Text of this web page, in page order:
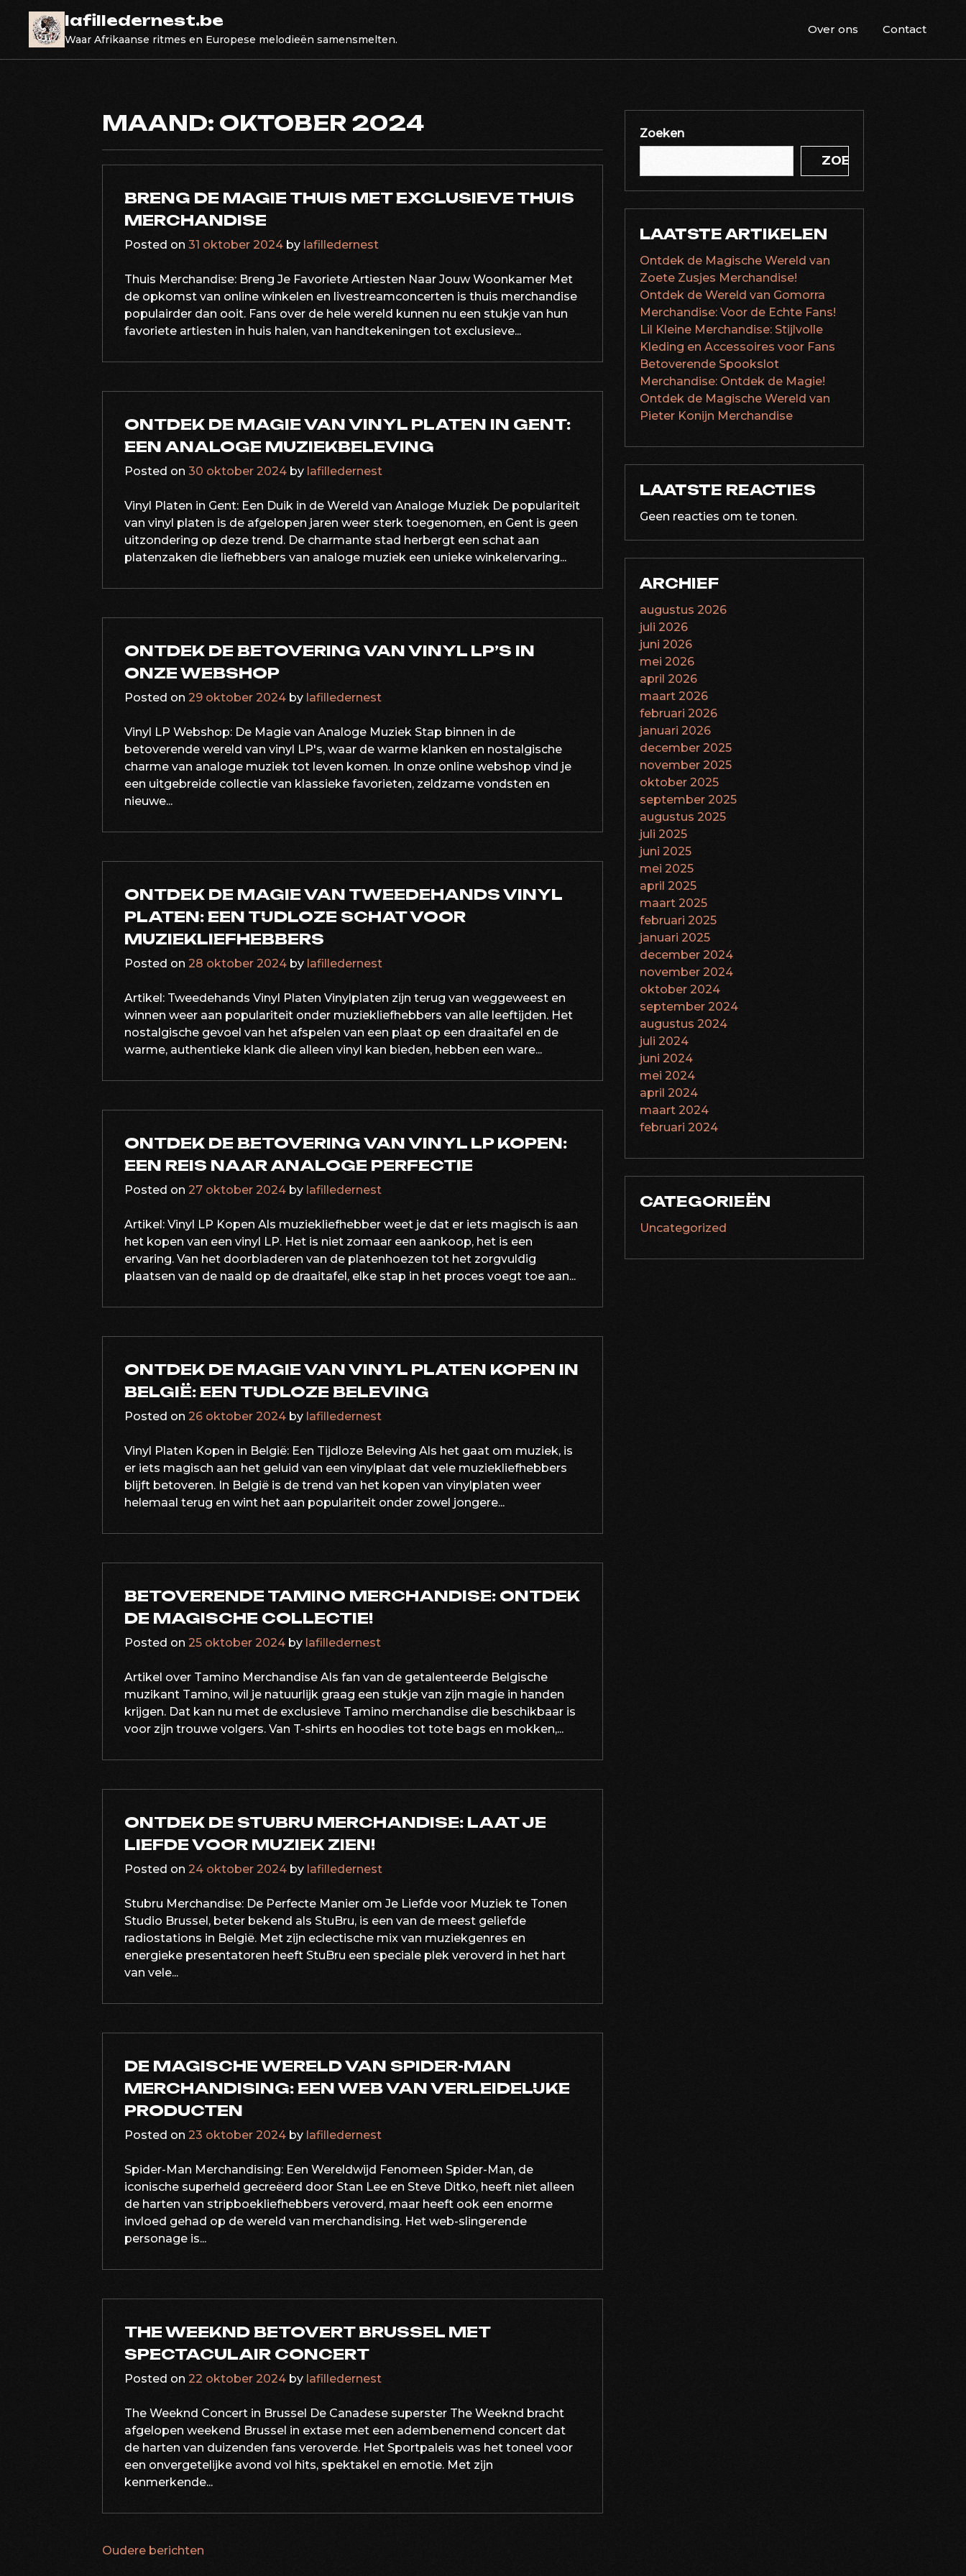
content
lafilledernest.be
Waar Afrikaanse ritmes en Europese melodieën samensmelten.
Over ons Contact
MAAND: OKTOBER 2024
BRENG DE MAGIE THUIS MET EXCLUSIEVE THUIS
MERCHANDISE
Posted on 31 oktober 2024 by lafilledernest
Thuis Merchandise: Breng Je Favoriete Artiesten Naar Jouw Woonkamer Met
de opkomst van online winkelen en livestreamconcerten is thuis merchandise
populairder dan ooit. Fans over de hele wereld kunnen nu een stukje van hun
favoriete artiesten in huis halen, van handtekeningen tot exclusieve...
ONTDEK DE MAGIE VAN VINYL PLATEN IN GENT:
EEN ANALOGE MUZIEKBELEVING
Posted on 30 oktober 2024 by lafilledernest
Vinyl Platen in Gent: Een Duik in de Wereld van Analoge Muziek De populariteit
van vinyl platen is de afgelopen jaren weer sterk toegenomen, en Gent is geen
uitzondering op deze trend. De charmante stad herbergt een schat aan
platenzaken die liefhebbers van analoge muziek een unieke winkelervaring...
ONTDEK DE BETOVERING VAN VINYL LP’S IN
ONZE WEBSHOP
Posted on 29 oktober 2024 by lafilledernest
Vinyl LP Webshop: De Magie van Analoge Muziek Stap binnen in de
betoverende wereld van vinyl LP's, waar de warme klanken en nostalgische
charme van analoge muziek tot leven komen. In onze online webshop vind je
een uitgebreide collectie van klassieke favorieten, zeldzame vondsten en
nieuwe...
ONTDEK DE MAGIE VAN TWEEDEHANDS VINYL
PLATEN: EEN TIJDLOZE SCHAT VOOR
MUZIEKLIEFHEBBERS
Posted on 28 oktober 2024 by lafilledernest
Artikel: Tweedehands Vinyl Platen Vinylplaten zijn terug van weggeweest en
winnen weer aan populariteit onder muziekliefhebbers van alle leeftijden. Het
nostalgische gevoel van het afspelen van een plaat op een draaitafel en de
warme, authentieke klank die alleen vinyl kan bieden, hebben een ware...
ONTDEK DE BETOVERING VAN VINYL LP KOPEN:
EEN REIS NAAR ANALOGE PERFECTIE
Posted on 27 oktober 2024 by lafilledernest
Artikel: Vinyl LP Kopen Als muziekliefhebber weet je dat er iets magisch is aan
het kopen van een vinyl LP. Het is niet zomaar een aankoop, het is een
ervaring. Van het doorbladeren van de platenhoezen tot het zorgvuldig
plaatsen van de naald op de draaitafel, elke stap in het proces voegt toe aan...
ONTDEK DE MAGIE VAN VINYL PLATEN KOPEN IN
BELGIË: EEN TIJDLOZE BELEVING
Posted on 26 oktober 2024 by lafilledernest
Vinyl Platen Kopen in België: Een Tijdloze Beleving Als het gaat om muziek, is
er iets magisch aan het geluid van een vinylplaat dat vele muziekliefhebbers
blijft betoveren. In België is de trend van het kopen van vinylplaten weer
helemaal terug en wint het aan populariteit onder zowel jongere...
BETOVERENDE TAMINO MERCHANDISE: ONTDEK
DE MAGISCHE COLLECTIE!
Posted on 25 oktober 2024 by lafilledernest
Artikel over Tamino Merchandise Als fan van de getalenteerde Belgische
muzikant Tamino, wil je natuurlijk graag een stukje van zijn magie in handen
krijgen. Dat kan nu met de exclusieve Tamino merchandise die beschikbaar is
voor zijn trouwe volgers. Van T-shirts en hoodies tot tote bags en mokken,...
ONTDEK DE STUBRU MERCHANDISE: LAAT JE
LIEFDE VOOR MUZIEK ZIEN!
Posted on 24 oktober 2024 by lafilledernest
Stubru Merchandise: De Perfecte Manier om Je Liefde voor Muziek te Tonen
Studio Brussel, beter bekend als StuBru, is een van de meest geliefde
radiostations in België. Met zijn eclectische mix van muziekgenres en
energieke presentatoren heeft StuBru een speciale plek veroverd in het hart
van vele...
DE MAGISCHE WERELD VAN SPIDER-MAN
MERCHANDISING: EEN WEB VAN VERLEIDELIJKE
PRODUCTEN
Posted on 23 oktober 2024 by lafilledernest
Spider-Man Merchandising: Een Wereldwijd Fenomeen Spider-Man, de
iconische superheld gecreëerd door Stan Lee en Steve Ditko, heeft niet alleen
de harten van stripboekliefhebbers veroverd, maar heeft ook een enorme
invloed gehad op de wereld van merchandising. Het web-slingerende
personage is...
THE WEEKND BETOVERT BRUSSEL MET
SPECTACULAIR CONCERT
Posted on 22 oktober 2024 by lafilledernest
The Weeknd Concert in Brussel De Canadese superster The Weeknd bracht
afgelopen weekend Brussel in extase met een adembenemend concert dat
de harten van duizenden fans veroverde. Het Sportpaleis was het toneel voor
een onvergetelijke avond vol hits, spektakel en emotie. Met zijn
kenmerkende...
BERICHTNAVIGATIE
Oudere berichten
Zoeken
ZOEKEN
LAATSTE ARTIKELEN
Ontdek de Magische Wereld van
Zoete Zusjes Merchandise!
Ontdek de Wereld van Gomorra
Merchandise: Voor de Echte Fans!
Lil Kleine Merchandise: Stijlvolle
Kleding en Accessoires voor Fans
Betoverende Spookslot
Merchandise: Ontdek de Magie!
Ontdek de Magische Wereld van
Pieter Konijn Merchandise
LAATSTE REACTIES
Geen reacties om te tonen.
ARCHIEF
augustus 2026
juli 2026
juni 2026
mei 2026
april 2026
maart 2026
februari 2026
januari 2026
december 2025
november 2025
oktober 2025
september 2025
augustus 2025
juli 2025
juni 2025
mei 2025
april 2025
maart 2025
februari 2025
januari 2025
december 2024
november 2024
oktober 2024
september 2024
augustus 2024
juli 2024
juni 2024
mei 2024
april 2024
maart 2024
februari 2024
CATEGORIEËN
Uncategorized